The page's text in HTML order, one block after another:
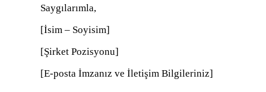
Saygılarımla,
[İsim – Soyisim]
[Şirket Pozisyonu]
[E-posta İmzanız ve İletişim Bilgileriniz]